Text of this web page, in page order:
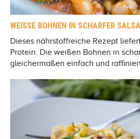
WEISSE BOHNEN IN SCHARFER SALSA
Dieses nährstoffreiche Rezept
Protein. Die weißen Bohnen in
gleichermaßen einfach und